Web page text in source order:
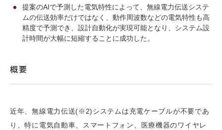
提案のAIで予測した電気特性によって、無線電力伝送システ
ムの伝送効率だけではなく、動作周波数などの電気特性も高
精度で予測でき、設計自動化が実現可能となり、システム設
計時間が大幅に短縮することに成功した。
概要
近年、無線電力伝送(※2)システムは充電ケーブルが不要であ
り、特に電気自動車、スマートフォン、医療機器のワイヤレ